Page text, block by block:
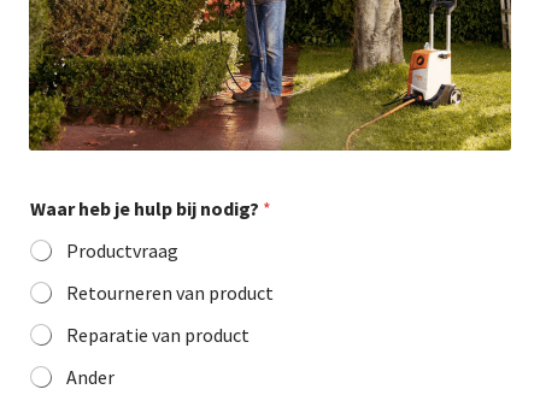
Waar heb je hulp bij nodig? *
Productvraag
Retourneren van product
Reparatie van product
Ander